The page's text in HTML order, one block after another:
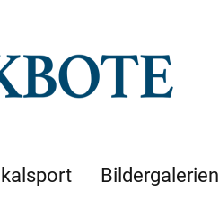
Bildergalerien